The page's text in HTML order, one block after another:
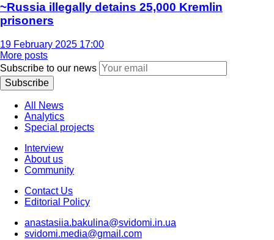
~Russia illegally detains 25,000 Kremlin
prisoners
19 February 2025 17:00
More posts
Subscribe to our news
Subscribe
All News
Analytics
Special projects
Interview
About us
Community
Contact Us
Editorial Policy
anastasiia.bakulina@svidomi.in.ua
svidomi.media@gmail.com